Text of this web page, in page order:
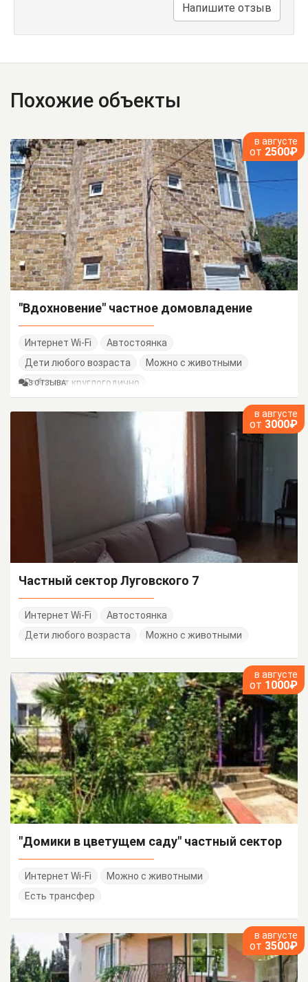
Напишите отзыв
Похожие объекты
в августе
от 2500₽
"Вдохновение" частное домовладение
Интернет Wi-Fi
Автостоянка
Дети любого возраста
Можно с животными
Работает круглогодично
3 ОТЗЫВА
в августе
от 3000₽
Частный сектор Луговского 7
Интернет Wi-Fi
Автостоянка
Дети любого возраста
Можно с животными
в августе
от 1000₽
"Домики в цветущем саду" частный сектор
Интернет Wi-Fi
Можно с животными
Есть трансфер
в августе
от 3500₽